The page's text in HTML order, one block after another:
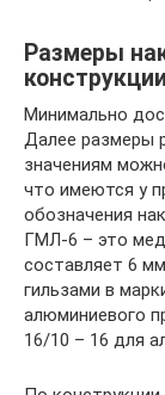
Размеры
конструкции
Минимально
Далее размеры
значениям
что имеются у
обозначения
ГМЛ-6 – это
составляет 6
гильзами в
алюминиевого
16/10 – 16 для